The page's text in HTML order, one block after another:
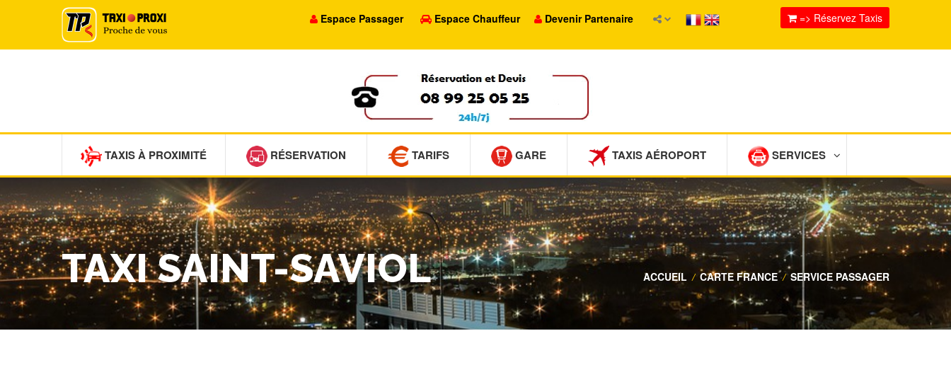
Espace Passager Espace Chauffeur Devenir Partenaire => Réservez Taxis
TAXIS À PROXIMITÉ RÉSERVATION TARIFS GARE TAXIS AÉROPORT SERVICES
TAXI SAINT-SAVIOL ACCUEIL / CARTE FRANCE / SERVICE PASSAGER